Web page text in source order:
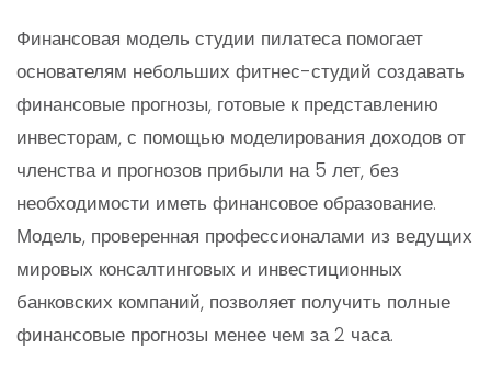
цена
была:
$119.00.
цена:
Финансовая модель студии пилатеса помогает
основателям небольших фитнес-студий создавать
финансовые прогнозы, готовые к представлению
инвесторам, с помощью моделирования доходов от
членства и прогнозов прибыли на 5 лет, без
необходимости иметь финансовое образование.
Модель, проверенная профессионалами из ведущих
мировых консалтинговых и инвестиционных
банковских компаний, позволяет получить полные
финансовые прогнозы менее чем за 2 часа.